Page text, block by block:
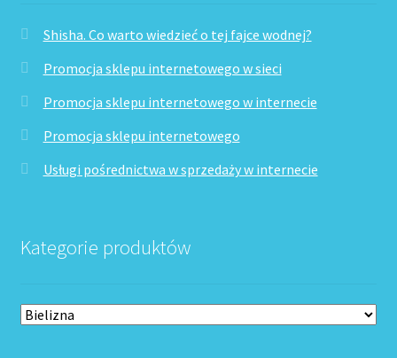
Shisha. Co warto wiedzieć o tej fajce wodnej?
Promocja sklepu internetowego w sieci
Promocja sklepu internetowego w internecie
Promocja sklepu internetowego
Usługi pośrednictwa w sprzedaży w internecie
Kategorie produktów